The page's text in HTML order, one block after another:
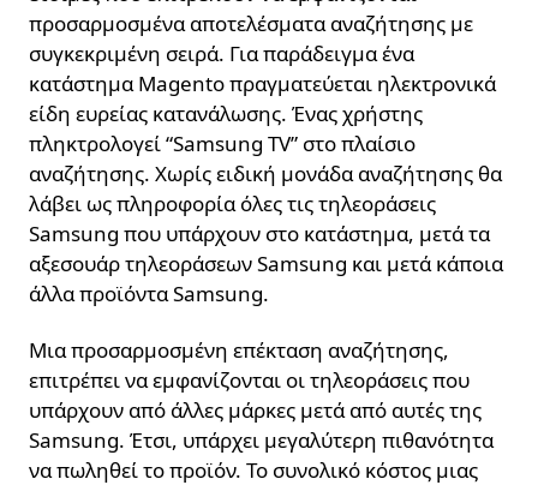
προσαρμοσμένα αποτελέσματα αναζήτησης με
συγκεκριμένη σειρά. Για παράδειγμα ένα
κατάστημα Magento πραγματεύεται ηλεκτρονικά
είδη ευρείας κατανάλωσης. Ένας χρήστης
πληκτρολογεί “Samsung TV” στο πλαίσιο
αναζήτησης. Χωρίς ειδική μονάδα αναζήτησης θα
λάβει ως πληροφορία όλες τις τηλεοράσεις
Samsung που υπάρχουν στο κατάστημα, μετά τα
αξεσουάρ τηλεοράσεων Samsung και μετά κάποια
άλλα προϊόντα Samsung.
Μια προσαρμοσμένη επέκταση αναζήτησης,
επιτρέπει να εμφανίζονται οι τηλεοράσεις που
υπάρχουν από άλλες μάρκες μετά από αυτές της
Samsung. Έτσι, υπάρχει μεγαλύτερη πιθανότητα
να πωληθεί το προϊόν. Το συνολικό κόστος μιας